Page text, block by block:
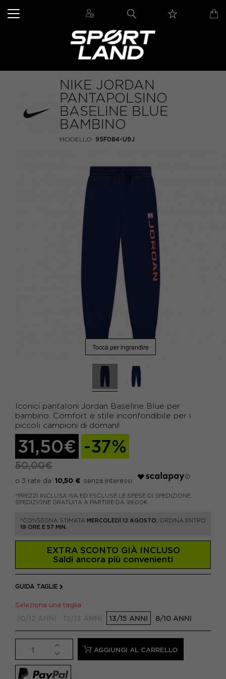
NIKE JORDAN
PANTAPOLSINO
BASELINE BLUE
BAMBINO
MODELLO: 95F084-U9J
Tocca per ingrandire
Iconici pantaloni Jordan Baseline Blue per
bambino. Comfort e stile inconfondibile per i
piccoli campioni di domani!
31,50€ -37%
50,00€
10,50 €
*PREZZI INCLUSA IVA ED ESCLUSE LE SPESE DI SPEDIZIONE.
SPEDIZIONE GRATUITA A PARTIRE DA 99,00€
*CONSEGNA STIMATA MERCOLEDÌ 12 AGOSTO.
ORDINA ENTRO
19 ORE E 57 MIN.
EXTRA SCONTO GIÀ INCLUSO
Saldi ancora più convenienti
GUIDA TAGLIE
Seleziona una taglia
13/15 ANNI 8/10 ANNI
AGGIUNGI AL CARRELLO